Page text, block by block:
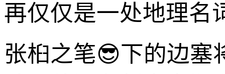
再仅仅是一处地理名
张桕之笔😎下的边塞